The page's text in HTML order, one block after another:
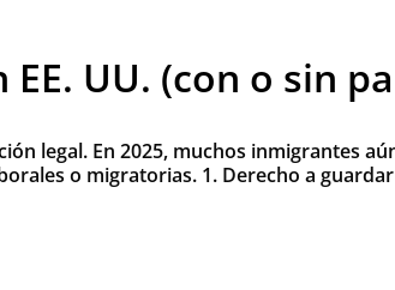
UU. (con o sin
legal. En 2025, muchos inmigrantes
o migratorias. 1. Derecho a